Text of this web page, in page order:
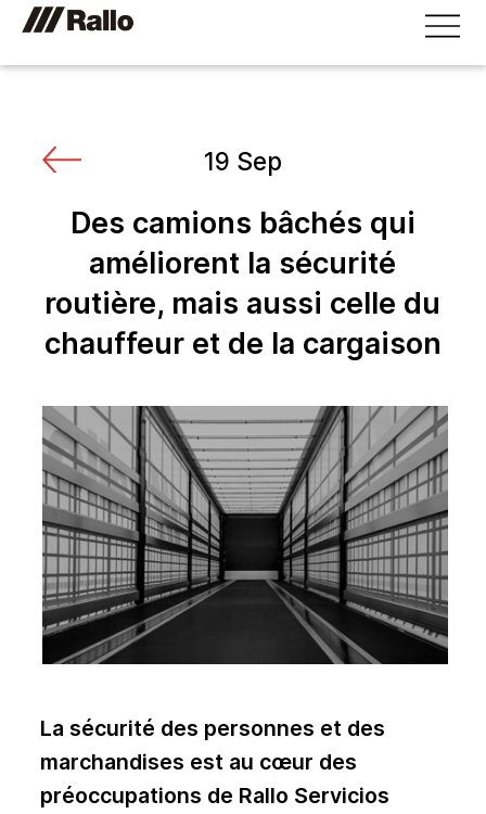
19 Sep
Des camions bâchés qui
améliorent la sécurité
routière, mais aussi celle du
chauffeur et de la cargaison
La sécurité des personnes et des
marchandises est au cœur des
préoccupations de Rallo Servicios